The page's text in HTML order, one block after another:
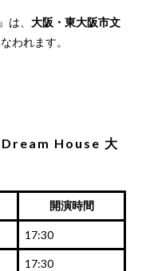
は、 大阪・東大阪市文
われます。
Dream House 大
開演時間
17:30
17:30